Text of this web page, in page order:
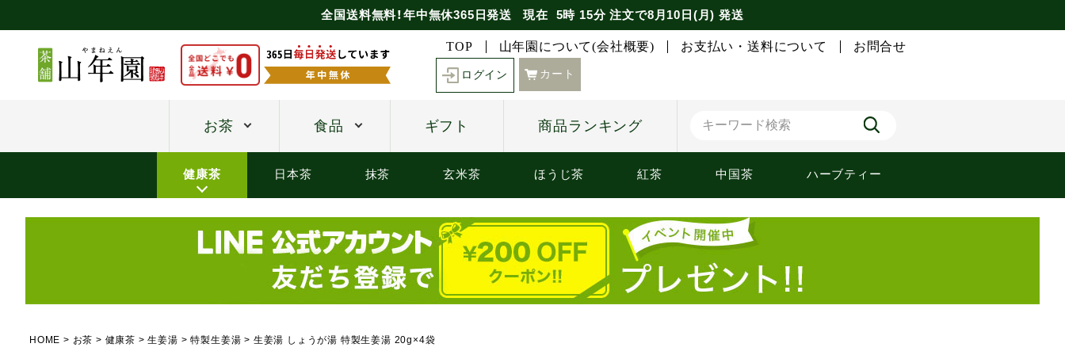
全国送料無料！年中無休365日発送 現在 5時 15分注文で8月10日(月) 発送
TOP 山年園について(会社概要) お支払い・送料について お問合せ
ログイン カート
お茶 食品 ギフト 商品ランキング
健康茶 日本茶 抹茶 玄米茶 ほうじ茶 紅茶 中国茶 ハーブティー
HOME お茶 健康茶 生姜湯 特製生姜湯 生姜湯 しょうが湯 特製生姜湯 20g×4袋